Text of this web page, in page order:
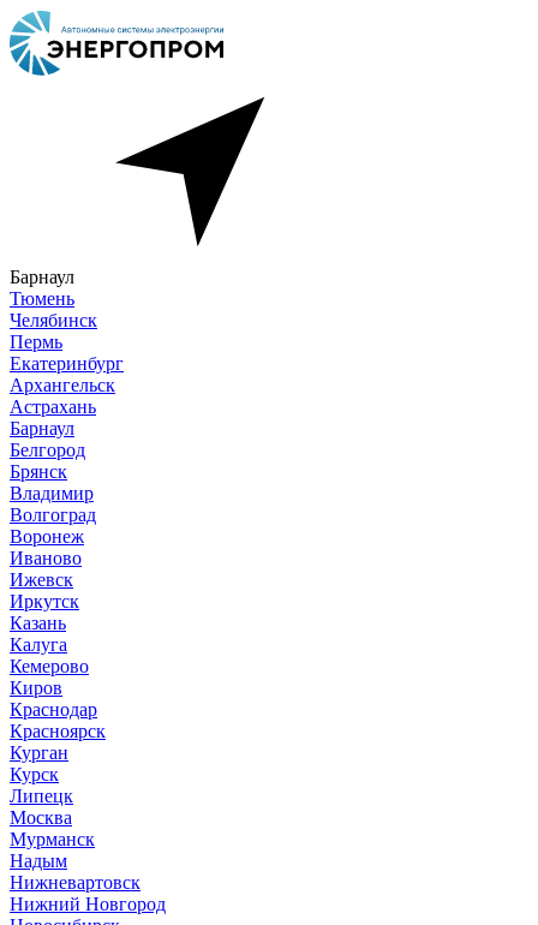
Барнаул
Тюмень
Челябинск
Пермь
Екатеринбург
Архангельск
Астрахань
Барнаул
Белгород
Брянск
Владимир
Волгоград
Воронеж
Иваново
Ижевск
Иркутск
Казань
Калуга
Кемерово
Киров
Краснодар
Красноярск
Курган
Курск
Липецк
Москва
Мурманск
Надым
Нижневартовск
Нижний Новгород